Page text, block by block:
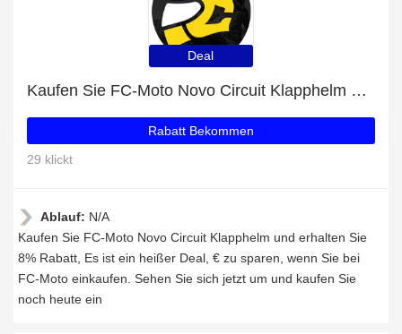
Deal
Kaufen Sie FC-Moto Novo Circuit Klapphelm und erhalten Sie 8% Rabatt
Rabatt Bekommen
29 klickt
Ablauf: N/A
Kaufen Sie FC-Moto Novo Circuit Klapphelm und erhalten Sie
8% Rabatt, Es ist ein heißer Deal, € zu sparen, wenn Sie bei
FC-Moto einkaufen. Sehen Sie sich jetzt um und kaufen Sie
noch heute ein